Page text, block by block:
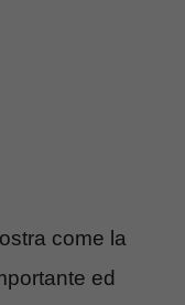
come la
ed